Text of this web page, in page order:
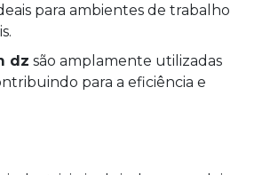
para ambientes de trabalho
dz são amplamente utilizadas
para a eficiência e